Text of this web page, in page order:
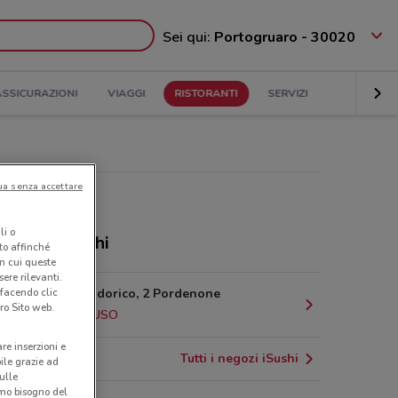
Sei qui: Portogruaro - 30020
VIAGGI RISTORANTI SERVIZI
I-Sushi
Via Beato Odorico, 2 Pordenone
25 km
CHIUSO
Tutti i negozi iSushi
o
affinché
cui queste
rilevanti.
clic
Sito web.
inserzioni e
grazie ad
bisogno del
senza accettare